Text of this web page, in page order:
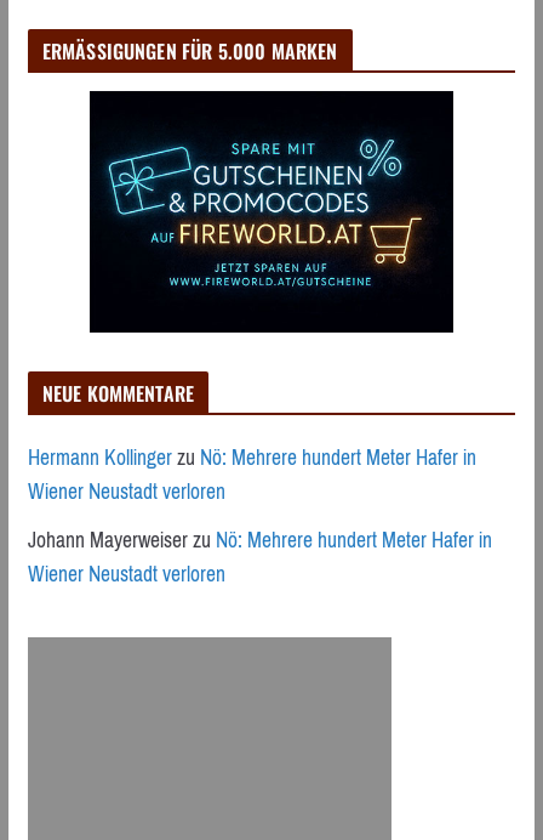
ERMÄSSIGUNGEN FÜR 5.000 MARKEN
NEUE KOMMENTARE
Hermann KollingerzuNö: Mehrere hundert Meter Hafer in
Wiener Neustadt verloren
Johann MayerweiserzuNö: Mehrere hundert Meter Hafer in
Wiener Neustadt verloren